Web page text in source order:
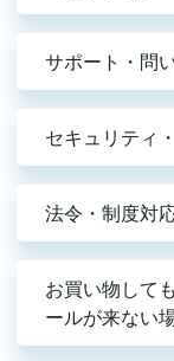
サポート・問
セキュリティ
法令・制度対
お買い物して
ールが来ない